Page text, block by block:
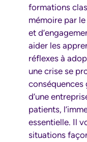
formations
mémoire par
et
aider les
réflexes à
une crise se
conséquences
d’une
patients,
essentielle. Il
situations